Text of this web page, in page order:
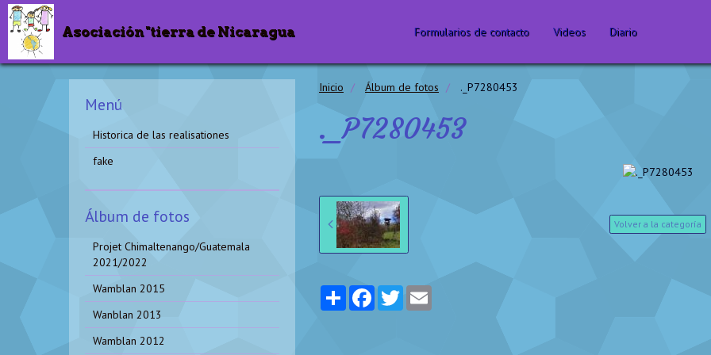
Asociación "tierra de Nicaragua Formularios de contacto Videos Diario
Inicio Álbum de fotos ._P7280453
._P7280453
Volver a la categoría
PartagerFacebookTwitter
Menú
Historica de las realisationes
fake
Álbum de fotos
Projet Chimaltenango/Guatemala
2021/2022
Wamblan 2015
Wanblan 2013
Wamblan 2012